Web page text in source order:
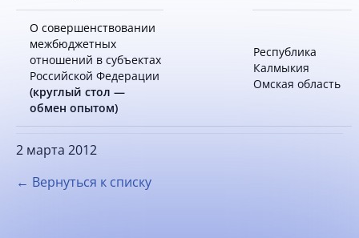
О совершенствовании
межбюджетных
отношений в субъектах
Российской Федерации
(круглый стол —
обмен опытом)
Республика
Калмыкия
Омская область
2 марта 2012
← Вернуться к списку